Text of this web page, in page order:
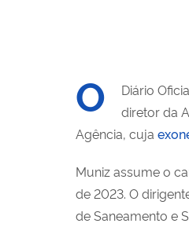
O Diário
diretor da
Agência, cuja
Muniz assume o
de 2023. O
de Saneamento e